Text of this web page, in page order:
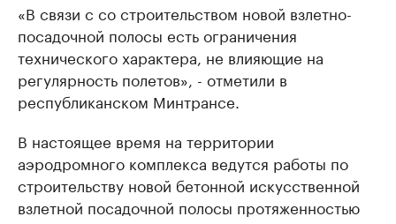
«В связи с со строительством новой взлетно-
посадочной полосы есть ограничения
технического характера, не влияющие на
регулярность полетов», - отметили в
республиканском Минтрансе.
В настоящее время на территории
аэродромного комплекса ведутся работы по
строительству новой бетонной искусственной
взлетной посадочной полосы протяженностью